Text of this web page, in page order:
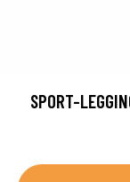
SPORT-